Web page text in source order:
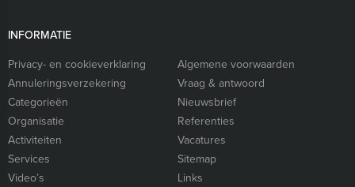
INFORMATIE
Privacy- en cookieverklaring
Algemene voorwaarden
Annuleringsverzekering
Vraag & antwoord
Categorieën
Nieuwsbrief
Organisatie
Referenties
Activiteiten
Vacatures
Services
Sitemap
Video’s
Links